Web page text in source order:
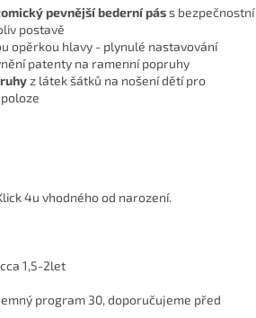
pevnější bederní páss bezpečnostní
postavě
opěrkou hlavy - plynulé nastavování
patenty na ramenní popruhy
z látek šátků na nošení dětí pro
1,5-2let
program 30, doporučujeme před